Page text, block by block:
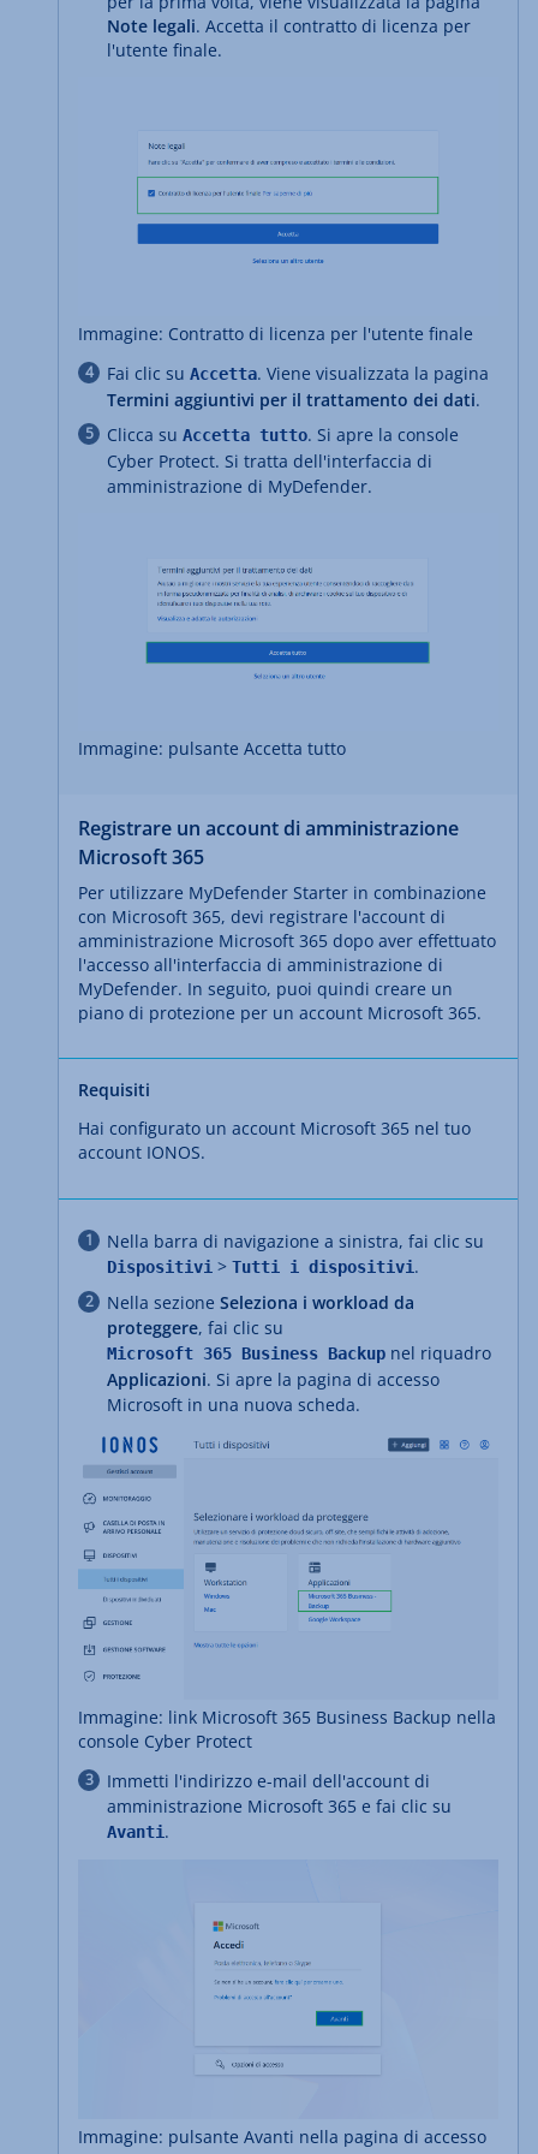
Note legali. Accetta il contratto di licenza per
l'utente finale.
Immagine: Contratto di licenza per l'utente finale
Fai clic su Accetta. Viene visualizzata la pagina
Termini aggiuntivi per il trattamento dei dati.
Clicca su Accetta tutto. Si apre la console
Cyber Protect. Si tratta dell'interfaccia di
amministrazione di MyDefender.
Immagine: pulsante Accetta tutto
Registrare un account di amministrazione
Microsoft 365
Per utilizzare MyDefender Starter in combinazione
con Microsoft 365, devi registrare l'account di
amministrazione Microsoft 365 dopo aver effettuato
l'accesso all'interfaccia di amministrazione di
MyDefender. In seguito, puoi quindi creare un
piano di protezione per un account Microsoft 365.
Requisiti
Hai configurato un account Microsoft 365 nel tuo
account IONOS.
Nella barra di navigazione a sinistra, fai clic su
Dispositivi > Tutti i dispositivi.
Nella sezione Seleziona i workload da
proteggere, fai clic su
Microsoft 365 Business Backup nel riquadro
Applicazioni. Si apre la pagina di accesso
Microsoft in una nuova scheda.
Immagine: link Microsoft 365 Business Backup nella
console Cyber Protect
Immetti l'indirizzo e-mail dell'account di
amministrazione Microsoft 365 e fai clic su
Avanti.
Immagine: pulsante Avanti nella pagina di accesso